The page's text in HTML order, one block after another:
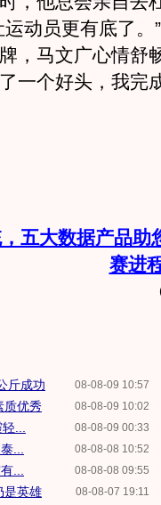
动员更有底了。
，马文广心情舒
一个好头，我完
五大数据产品助
赛进
08-08-09 10:57
斤成功
08-08-09 10:02
质优秀
08-08-09 00:33
...
08-08-08 10:52
...
08-08-08 09:55
...
08-08-07 19:11
是英雄